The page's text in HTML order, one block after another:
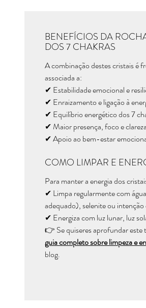
BENEFÍCIOS DA
DOS 7 CHAKRAS
A combinação destes cristais é
associada a:
✔ Estabilidade emocional e
✔ Enraizamento e ligação à
✔ Equilíbrio energético dos 7
✔ Maior presença, foco e clareza
✔ Apoio ao bem-estar
COMO LIMPAR E
Para manter a energia dos
✔ Limpa regularmente com
adequado), selenite ou
✔ Energiza com luz lunar, luz
👉 Se quiseres aprofundar este
guia completo sobre limpeza e
blog.